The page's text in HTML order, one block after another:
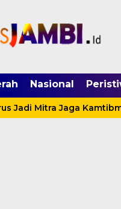
Nasional
Jaga Kamtibmas